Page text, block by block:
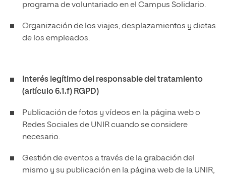
programa de voluntariado en el Campus Solidario.
Organización de los viajes, desplazamientos y dietas
de los empleados.
Interés legítimo del responsable del tratamiento
(artículo 6.1.f) RGPD)
Publicación de fotos y vídeos en la página web o
Redes Sociales de UNIR cuando se considere
necesario.
Gestión de eventos a través de la grabación del
mismo y su publicación en la página web de la UNIR,